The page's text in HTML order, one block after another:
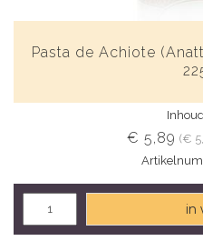
Pasta de Achiote
€ 5,89 (€
in